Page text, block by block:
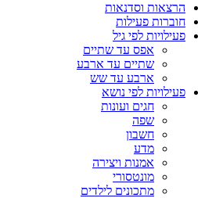
הרצאות וסדנאות
חוברות פעילות
פעילויות לפי גיל
אפס עד שתיים
שתיים עד ארבע
ארבע עד שש
פעילויות לפי נושא
חגים ועונות
שפה
חשבון
מדע
אמנות ויצירה
מונטסורי
מתכונים לילדים